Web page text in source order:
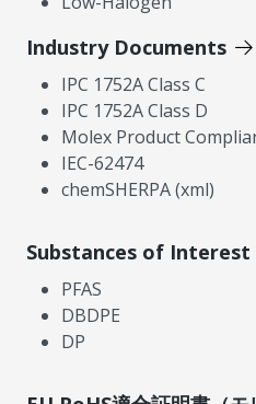
Industry Documents
IPC 1752A Class C
IPC 1752A Class D
Molex Product
IEC-62474
chemSHERPA (xml)
Substances of Interest
PFAS
DBDPE
DP